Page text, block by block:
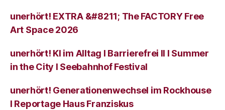
unerhört! EXTRA &#8211; The FACTORY Free
Art Space 2026
unerhört! KI im Alltag I Barrierefrei II I Summer
in the City I Seebahnhof Festival
unerhört! Generationenwechsel im Rockhouse
I Reportage Haus Franziskus